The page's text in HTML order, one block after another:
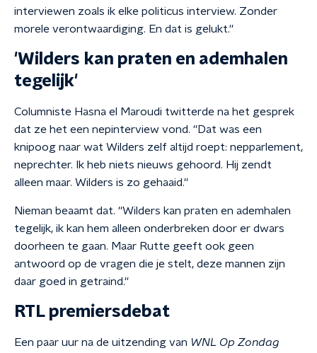
interviewen zoals ik elke politicus interview. Zonder
morele verontwaardiging. En dat is gelukt.''
'Wilders kan praten en ademhalen
tegelijk'
Columniste Hasna el Maroudi twitterde na het gesprek
dat ze het een nepinterview vond. ''Dat was een
knipoog naar wat Wilders zelf altijd roept: nepparlement,
neprechter. Ik heb niets nieuws gehoord. Hij zendt
alleen maar. Wilders is zo gehaaid.''
Nieman beaamt dat. ''Wilders kan praten en ademhalen
tegelijk, ik kan hem alleen onderbreken door er dwars
doorheen te gaan. Maar Rutte geeft ook geen
antwoord op de vragen die je stelt, deze mannen zijn
daar goed in getraind.''
RTL premiersdebat
Een paar uur na de uitzending van WNL Op Zondag